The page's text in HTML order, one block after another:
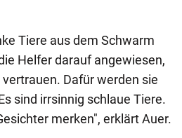
Tiere aus dem Schwarm
Helfer darauf angewiesen,
Dafür werden sie
sind irrsinnig schlaue Tiere.
merken", erklärt Auer.